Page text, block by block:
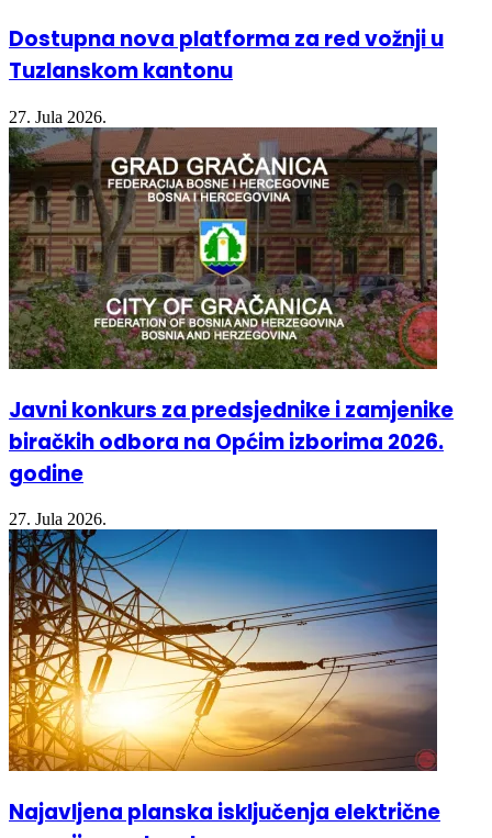
Tuzlanskom kantonu
27. Jula 2026.
Javni konkurs za predsjednike i zamjenike
biračkih odbora na Općim izborima 2026.
godine
27. Jula 2026.
Najavljena planska isključenja električne
energije za utorak